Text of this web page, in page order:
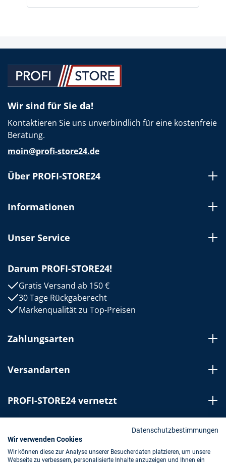
Wir sind für Sie da!
Kontaktieren Sie uns unverbindlich für eine kostenfreie
Beratung.
moin@profi-store24.de
Über PROFI-STORE24
Informationen
Unser Service
Darum PROFI-STORE24!
Gratis Versand ab 150 €
30 Tage Rückgaberecht
Markenqualität zu Top-Preisen
Zahlungsarten
Versandarten
PROFI-STORE24 vernetzt
Bestellung widerrufenDatenschutzbestimmungen
Wir verwenden Cookies
Wir können diese zur Analyse unserer Besucherdaten platzieren, um unsere
Webseite zu verbessern, personalisierte Inhalte anzuzeigen und Ihnen ein